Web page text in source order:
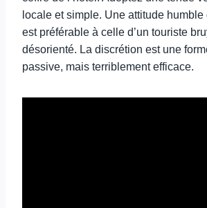
locale et simple. Une attitude
est préférable à celle d’un touriste
désorienté. La discrétion est une
passive, mais terriblement efficace.